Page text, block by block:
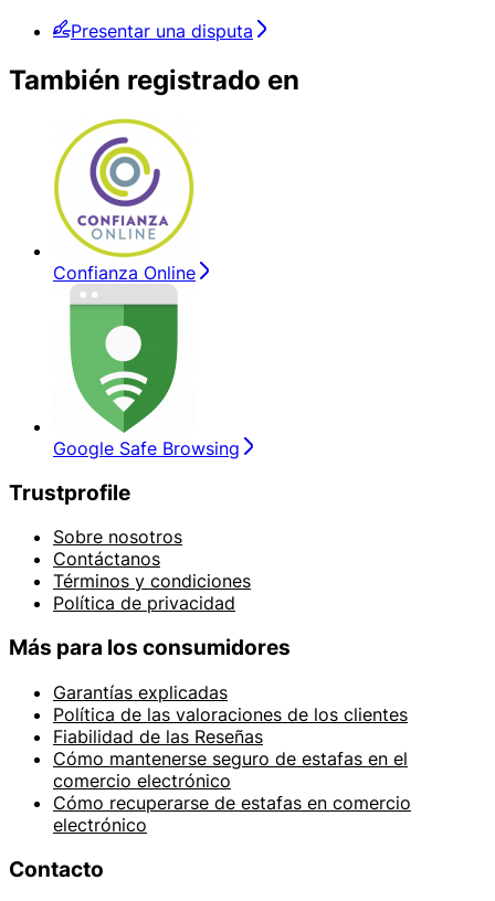
Presentar una disputa
También registrado en
Confianza Online
Google Safe Browsing
Trustprofile
Sobre nosotros
Contáctanos
Términos y condiciones
Política de privacidad
Más para los consumidores
Garantías explicadas
Política de las valoraciones de los clientes
Fiabilidad de las Reseñas
Cómo mantenerse seguro de estafas en el
comercio electrónico
Cómo recuperarse de estafas en comercio
electrónico
Contacto